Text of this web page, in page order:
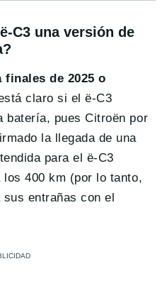
C3 una versión de
finales de 2025 o
claro si el ë-C3
batería, pues Citroën por
la llegada de una
para el ë-C3
400 km (por lo tanto,
sus entrañas con el